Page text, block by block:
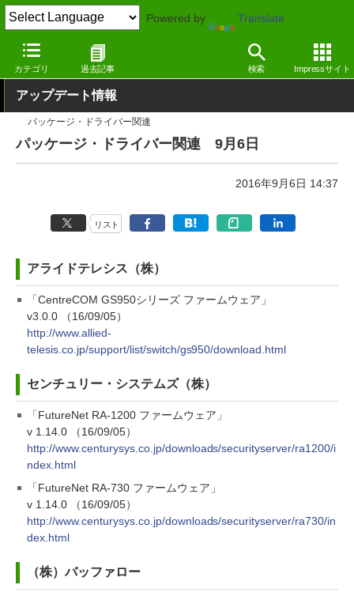
Powered by Translate
カテゴリ 過去記事 検索 Impressサイト
窓の杜 その他の話題 アップデート
アップデート情報
パッケージ・ドライバー関連
パッケージ・ドライバー関連 9月6日
2016年9月6日 14:37
リスト
アライドテレシス（株）
「CentreCOM GS950シリーズ ファームウェア」
v3.0.0 （16/09/05）
http://www.allied-
telesis.co.jp/support/list/switch/gs950/download.html
センチュリー・システムズ（株）
「FutureNet RA-1200 ファームウェア」
v 1.14.0 （16/09/05）
http://www.centurysys.co.jp/downloads/securityserver/ra1200/i
ndex.html
「FutureNet RA-730 ファームウェア」
v 1.14.0 （16/09/05）
http://www.centurysys.co.jp/downloads/securityserver/ra730/in
dex.html
（株）バッファロー